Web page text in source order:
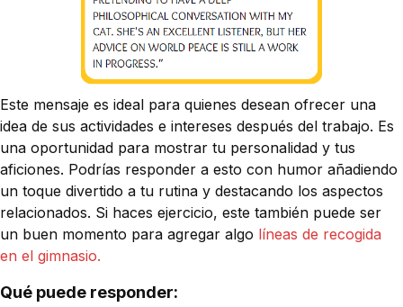
Este mensaje es ideal para quienes desean ofrecer una
idea de sus actividades e intereses después del trabajo. Es
una oportunidad para mostrar tu personalidad y tus
aficiones. Podrías responder a esto con humor añadiendo
un toque divertido a tu rutina y destacando los aspectos
relacionados. Si haces ejercicio, este también puede ser
un buen momento para agregar algo líneas de recogida
en el gimnasio.
Qué puede responder: